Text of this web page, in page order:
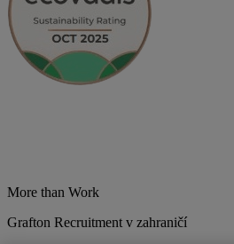
More than Work
Grafton Recruitment v zahraničí